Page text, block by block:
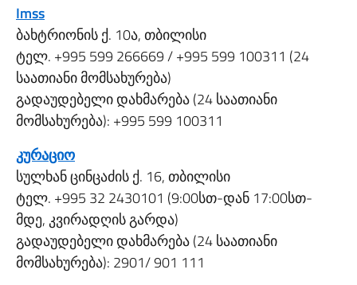
Imss
ბახტრიონის ქ. 10ა, თბილისი
ტელ. +995 599 266669 / +995 599 100311 (24
საათიანი მომსახურება)
გადაუდებელი დახმარება (24 საათიანი
მომსახურება): +995 599 100311
კურაციო
სულხან ცინცაძის ქ. 16, თბილისი
ტელ. +995 32 2430101 (9:00სთ-დან 17:00სთ-
მდე, კვირადღის გარდა)
გადაუდებელი დახმარება (24 საათიანი
მომსახურება): 2901/ 901 111